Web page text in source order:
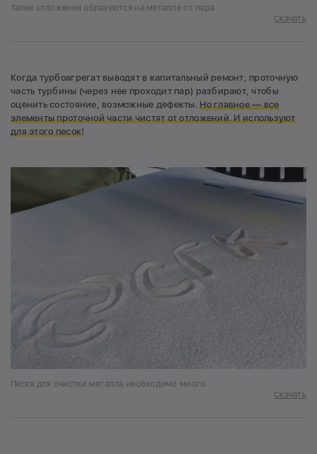
Такие отложения образуются на металле от пара
Скачать
Когда турбоагрегат выводят в капитальный ремонт, проточную
часть турбины (через нее проходит пар) разбирают, чтобы
оценить состояние, возможные дефекты.Но главное — все
элементы проточной частичистят ототложений. И используют
для этого песок!
Песка для очистки металла необходимо много
Скачать